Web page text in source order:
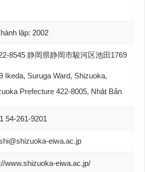
lập: 2002
8545 静岡県静岡市駿河区池田1769
Ikeda, Suruga Ward, Shizuoka,
Prefecture 422-8005, Nhật Bản
54-261-9201
eiwa.ac.jp
www.shizuoka-eiwa.ac.jp/